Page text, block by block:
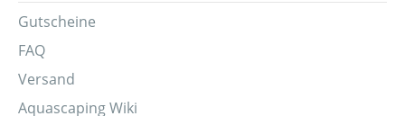
Gutscheine
FAQ
Versand
Aquascaping Wiki